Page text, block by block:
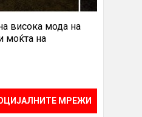
висока мода на
моќта на
МРЕЖИ